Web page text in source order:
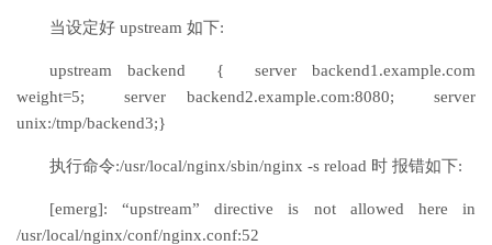
当设定好 upstream 如下:
upstream backend { server backend1.example.com
weight=5; server backend2.example.com:8080; server
unix:/tmp/backend3;}
执行命令:/usr/local/nginx/sbin/nginx -s reload 时 报错如下:
[emerg]: “upstream” directive is not allowed here in
/usr/local/nginx/conf/nginx.conf:52